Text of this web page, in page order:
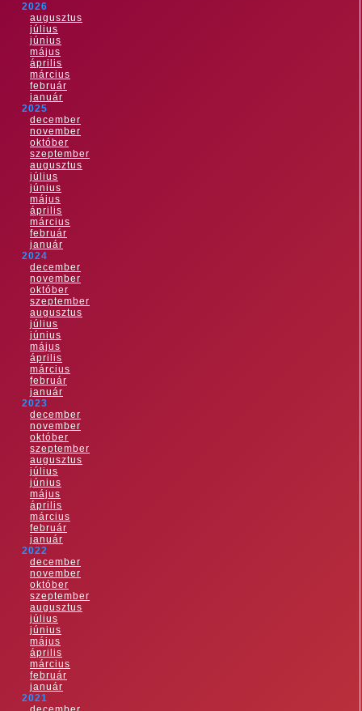
2026
augusztus
július
június
május
április
március
február
január
2025
december
november
október
szeptember
augusztus
július
június
május
április
március
február
január
2024
december
november
október
szeptember
augusztus
július
június
május
április
március
február
január
2023
december
november
október
szeptember
augusztus
július
június
május
április
március
február
január
2022
december
november
október
szeptember
augusztus
július
június
május
április
március
február
január
2021